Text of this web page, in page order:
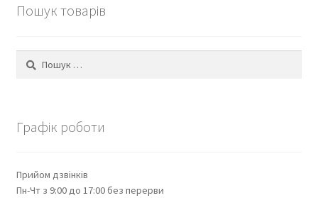
Пошук товарів
Пошук:
Графік роботи
Прийом дзвінків
Пн-Чт з 9:00 до 17:00 без перерви